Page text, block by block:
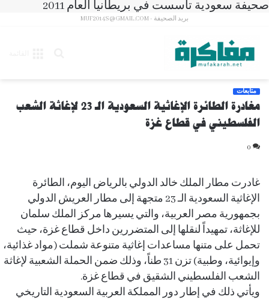
صحيفة سعودية تأسست في بريطانيا العام 2011
بريد الصحيفة - MUF2014S@GMAIL.COM
متابعات
مغادرة الطائرة الإغاثية السعودية الـ 23 لإغاثة الشعب
الفلسطيني في قطاع غزة
0
غادرت مطار الملك خالد الدولي بالرياض اليوم، الطائرة
الإغاثية السعودية الـ 23 متجهة إلى مطار العريش الدولي
بجمهورية مصر العربية، والتي يسيرها مركز الملك سلمان
للإغاثة، تمهيداً لنقلها إلى المتضررين داخل قطاع غزة، حيث
تحمل على متنها مساعدات إغاثية متنوعة شملت (مواد غذائية،
وإيوائية، وطبية) تزن 31 طناً، وذلك ضمن الحملة الشعبية لإغاثة
الشعب الفلسطيني الشقيق في قطاع غزة.
ويأتي ذلك في إطار دور المملكة العربية السعودية التاريخي